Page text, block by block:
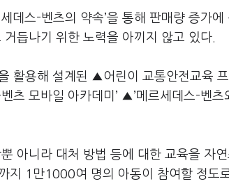
데스-벤츠의 약속’을 통해 판매량 증가
듭나기 위한 노력을 아끼지 않고 있다.
활용해 설계된 ▲어린이 교통안전교육
츠 모바일 아카데미’ ▲’메르세데스-벤츠
아니라 대처 방법 등에 대한 교육을 자
지 1만1000여 명의 아동이 참여할 정도